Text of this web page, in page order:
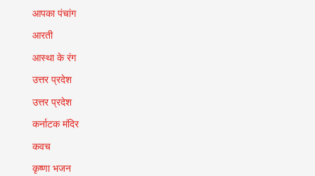
आपका पंचांग
आरती
आस्था के रंग
उत्तर प्रदेश
उत्तर प्रदेश
कर्नाटक मंदिर
कवच
कृष्णा भजन